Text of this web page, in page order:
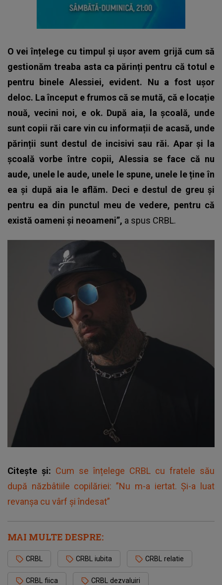
O vei înțelege cu timpul și ușor avem grijă cum să
gestionăm treaba asta ca părinți pentru că totul e
pentru binele Alessiei, evident. Nu a fost ușor
deloc. La început e frumos că se mută, că e locație
nouă, vecini noi, e ok. După aia, la școală, unde
sunt copii răi care vin cu informații de acasă, unde
părinții sunt destul de incisivi sau răi. Apar și la
școală vorbe între copii, Alessia se face că nu
aude, unele le aude, unele le spune, unele le ține în
ea și după aia le aflăm. Deci e destul de greu și
pentru ea din punctul meu de vedere, pentru că
există oameni și neoameni”, a spus CRBL.
Citește și: Cum se înțelege CRBL cu fratele său
după năzbâtiile copilăriei: ”Nu m-a iertat. Și-a luat
revanșa cu vârf și îndesat”
MAI MULTE DESPRE:
CRBL CRBL iubita CRBL relatie
CRBL fiica CRBL dezvaluiri